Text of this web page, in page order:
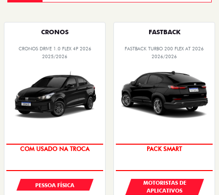
CRONOS
CRONOS DRIVE 1.0 FLEX 4P 2026
2025/2026
PESSOA FÍSICA
FASTBACK
FASTBACK TURBO 200 FLEX AT 2026
2026/2026
PACK SMART
MOTORISTAS DE
APLICATIVOS